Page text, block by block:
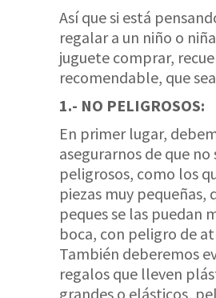
Así que si está
regalar a un niño o
juguete comprar,
recomendable, que
1.- NO PELIGROSOS:
En primer lugar,
asegurarnos de que
peligrosos, como los
piezas muy pequeñas,
peques se las puedan
boca, con peligro de
También deberemos
regalos que lleven
grandes o elásticos,